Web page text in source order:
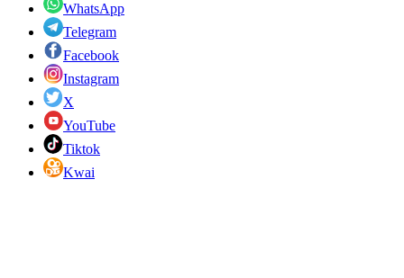
WhatsApp
Telegram
Facebook
Instagram
X
YouTube
Tiktok
Kwai